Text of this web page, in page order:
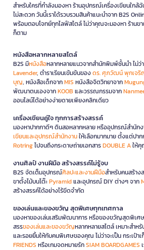
สำหรับใครที่กำลังมองหา ร้านอุปกรณ์เครื่องเขียนใกล้
ไม่สะดวก วันนี้เราได้รวบรวมสินค้าแนะนำจาก B2S
พร้อมตอบโจทย์ทุกไลฟ์สไตล์ ไม่ว่าคุณจะมองหา ร้านข
ก็ตาม
หนังสือหลากหลายสไตล์
B2S มีหนังสือหลากหลายแนวจากสำนักพิมพ์ชั้นนำ ไม่ว่
Lavender, ตำราเรียนเข้มข้นของดร. ศุภวัฒน์ พุกเจ
บุญ, หนังสือเด็กจากMIS หนังสือจิตวิทยาจาก
พัฒนาตนเองจากKOOB และวรรณกรรมจาก
ออนไลน์ได้อย่างง่ายดายเพียงคลิกเดียว
เครื่องเขียนคู่ใจ ทุกการสร้างสรรค์
มองหาปากกาดีๆ ดินสอหลากหลาย หรืออุปกรณ์สำนัก
เขียนและอุปกรณ์สำนักงานให้เลือกมากมาย ตั้งแต่ปา
Rotringไปจนถึงกระดาษถ่ายเอกสารDOUBLE Aให้คุ
งานศิลป์ งานฝีมือ สร้างสรรค์ไม่รู้จบ
B2S จัดเต็มอุปกรณ์ศิลปะและงานฝีมือสำหรับคนสร้าง
ขาตั้งไม้บนโต๊ะPyramidและอุปกรณ์ DIY ต่างๆ จาก
สร้างสรรค์ได้อย่างไร้ขีดจำกัด
ของเล่นและของขวัญ สุดพิเศษทุกเทศกาล
มองหาของเล่นเสริมพัฒนาการ หรือของขวัญสุดพิเศษ
สรรของเล่นและของขวัญหลากหลายสไตล์ เหมาะสำ
และรอยยิ้มให้กับคนพิเศษของคุณ ไม่ว่าจะเป็น กระเป๋
FRIENDS หรือเกมจดหมายรักSIAM BOARDGAMES